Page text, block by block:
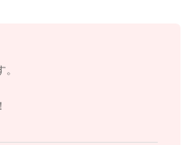
節が硬いこともあるようで